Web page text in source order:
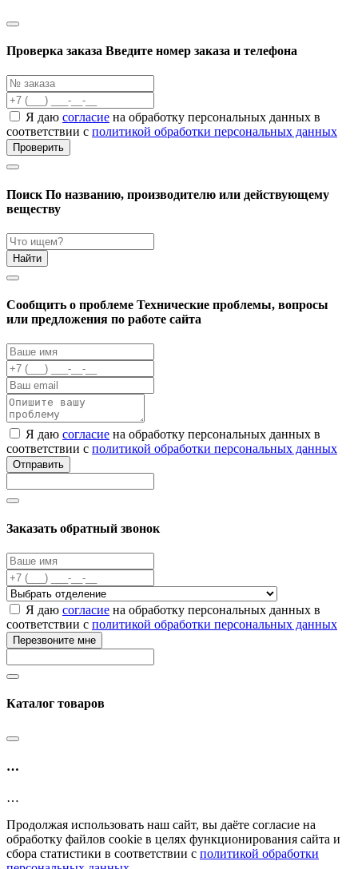
Проверка заказа Введите номер заказа и телефона
Я даю согласие на обработку персональных данных в
соответствии с политикой обработки персональных данных
Проверить
Поиск По названию, производителю или действующему
веществу
Найти
Cообщить о проблеме Технические проблемы, вопросы
или предложения по работе сайта
Я даю согласие на обработку персональных данных в
соответствии с политикой обработки персональных данных
Отправить
Заказать обратный звонок
Я даю согласие на обработку персональных данных в
соответствии с политикой обработки персональных данных
Перезвоните мне
Каталог товаров
…
…
Продолжая использовать наш сайт, вы даёте согласие на
обработку файлов cookie в целях функционирования сайта и
сбора статистики в соответствии с политикой обработки